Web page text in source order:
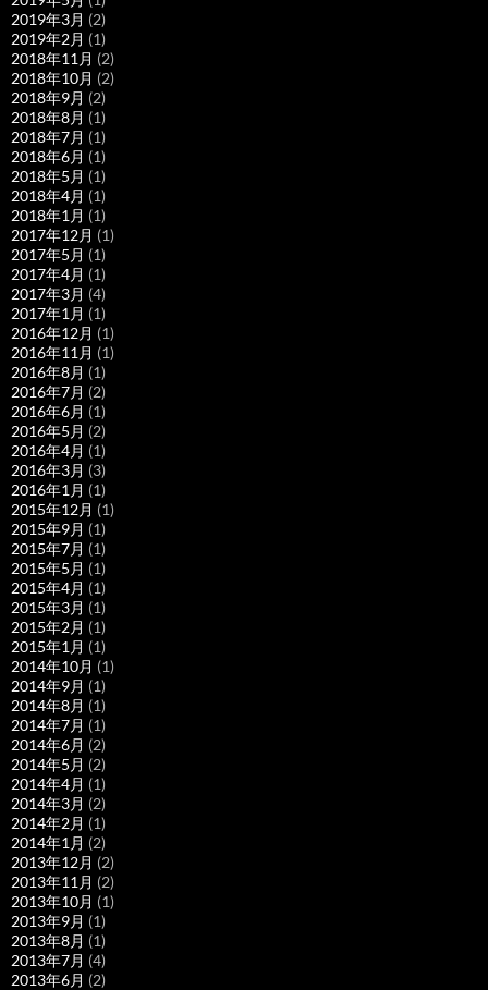
2019年3月 (2)
2019年2月 (1)
2018年11月 (2)
2018年10月 (2)
2018年9月 (2)
2018年8月 (1)
2018年7月 (1)
2018年6月 (1)
2018年5月 (1)
2018年4月 (1)
2018年1月 (1)
2017年12月 (1)
2017年5月 (1)
2017年4月 (1)
2017年3月 (4)
2017年1月 (1)
2016年12月 (1)
2016年11月 (1)
2016年8月 (1)
2016年7月 (2)
2016年6月 (1)
2016年5月 (2)
2016年4月 (1)
2016年3月 (3)
2016年1月 (1)
2015年12月 (1)
2015年9月 (1)
2015年7月 (1)
2015年5月 (1)
2015年4月 (1)
2015年3月 (1)
2015年2月 (1)
2015年1月 (1)
2014年10月 (1)
2014年9月 (1)
2014年8月 (1)
2014年7月 (1)
2014年6月 (2)
2014年5月 (2)
2014年4月 (1)
2014年3月 (2)
2014年2月 (1)
2014年1月 (2)
2013年12月 (2)
2013年11月 (2)
2013年10月 (1)
2013年9月 (1)
2013年8月 (1)
2013年7月 (4)
2013年6月 (2)